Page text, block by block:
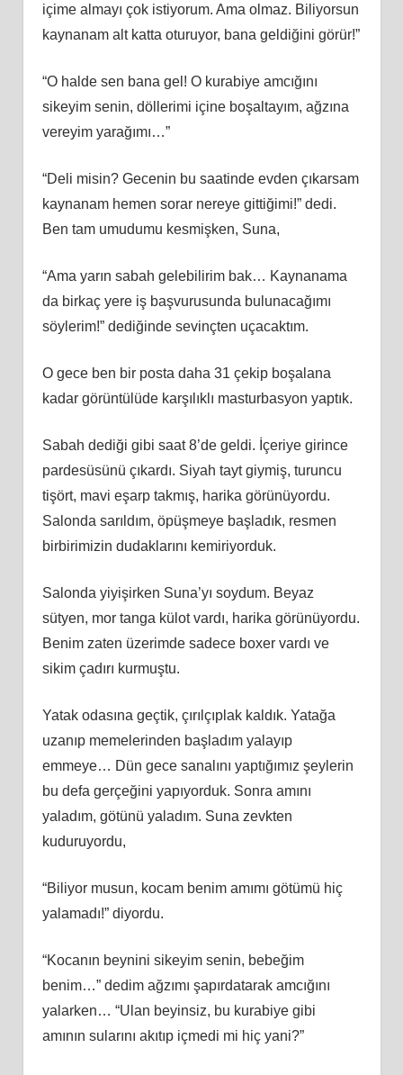
içime almayı çok istiyorum. Ama olmaz. Biliyorsun
kaynanam alt katta oturuyor, bana geldiğini görür!”
“O halde sen bana gel! O kurabiye amcığını
sikeyim senin, döllerimi içine boşaltayım, ağzına
vereyim yarağımı…”
“Deli misin? Gecenin bu saatinde evden çıkarsam
kaynanam hemen sorar nereye gittiğimi!” dedi.
Ben tam umudumu kesmişken, Suna,
“Ama yarın sabah gelebilirim bak… Kaynanama
da birkaç yere iş başvurusunda bulunacağımı
söylerim!” dediğinde sevinçten uçacaktım.
O gece ben bir posta daha 31 çekip boşalana
kadar görüntülüde karşılıklı masturbasyon yaptık.
Sabah dediği gibi saat 8’de geldi. İçeriye girince
pardesüsünü çıkardı. Siyah tayt giymiş, turuncu
tişört, mavi eşarp takmış, harika görünüyordu.
Salonda sarıldım, öpüşmeye başladık, resmen
birbirimizin dudaklarını kemiriyorduk.
Salonda yiyişirken Suna’yı soydum. Beyaz
sütyen, mor tanga külot vardı, harika görünüyordu.
Benim zaten üzerimde sadece boxer vardı ve
sikim çadırı kurmuştu.
Yatak odasına geçtik, çırılçıplak kaldık. Yatağa
uzanıp memelerinden başladım yalayıp
emmeye… Dün gece sanalını yaptığımız şeylerin
bu defa gerçeğini yapıyorduk. Sonra amını
yaladım, götünü yaladım. Suna zevkten
kuduruyordu,
“Biliyor musun, kocam benim amımı götümü hiç
yalamadı!” diyordu.
“Kocanın beynini sikeyim senin, bebeğim
benim…” dedim ağzımı şapırdatarak amcığını
yalarken… “Ulan beyinsiz, bu kurabiye gibi
amının sularını akıtıp içmedi mi hiç yani?”